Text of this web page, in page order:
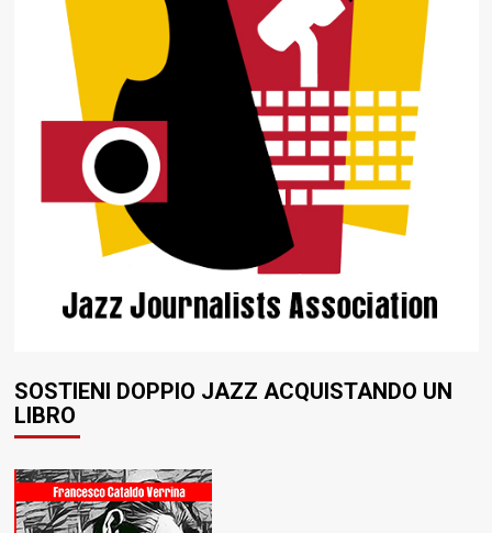
SOSTIENI DOPPIO JAZZ ACQUISTANDO UN
LIBRO